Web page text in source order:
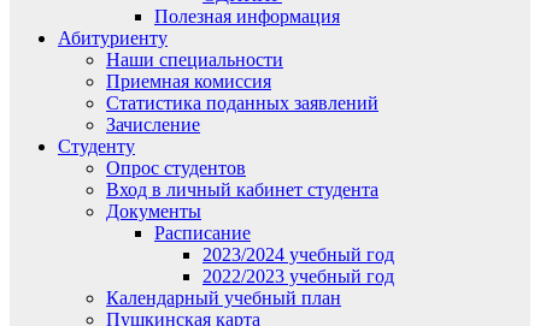
Полезная информация
Абитуриенту
Наши специальности
Приемная комиссия
Статистика поданных заявлений
Зачисление
Студенту
Опрос студентов
Вход в личный кабинет студента
Документы
Расписание
2023/2024 учебный год
2022/2023 учебный год
Календарный учебный план
Пушкинская карта